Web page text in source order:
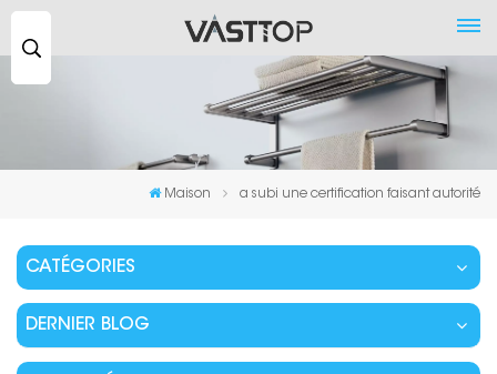
Maison a subi une certification faisant autorité
CATÉGORIES
DERNIER BLOG